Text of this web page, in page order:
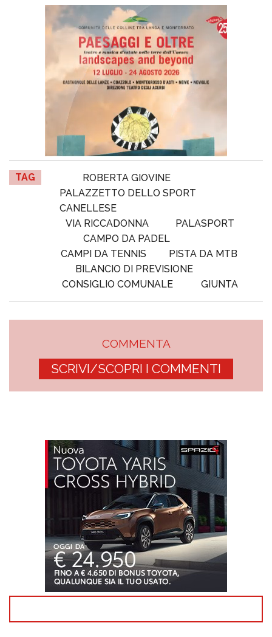
TAG
ROBERTA GIOVINE
PALAZZETTO DELLO SPORT
CANELLESE
VIA RICCADONNA
PALASPORT
CAMPO DA PADEL
CAMPI DA TENNIS
PISTA DA MTB
BILANCIO DI PREVISIONE
CONSIGLIO COMUNALE
GIUNTA
COMMENTA
SCRIVI/SCOPRI I COMMENTI